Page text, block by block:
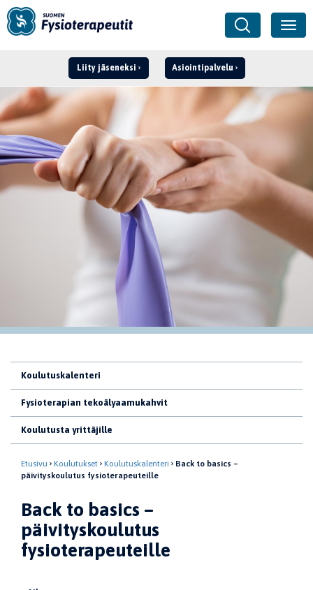
Liity jäseneksi Asiointipalvelu
Kirjaudu ›
Koulutuskalenteri
Fysioterapian tekoälyaamukahvit
Koulutusta yrittäjille
Etusivu Koulutukset Koulutuskalenteri
Back to basics –
päivityskoulutus fysioterapeuteille
Back to basics –
päivityskoulutus
fysioterapeuteille